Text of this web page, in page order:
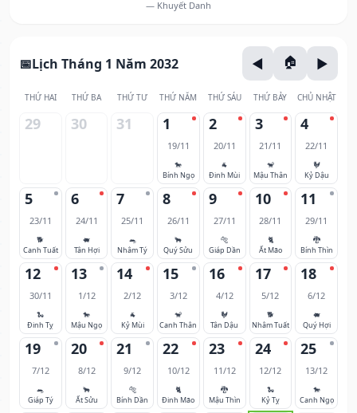
— Khuyết Danh
Lịch Tháng 1 Năm 2032
THỨ HAI THỨ BA THỨ TƯ THỨ NĂM THỨ SÁU THỨ BẢY CHỦ NHẬT
29 30 31 1
19/11
🐎
Bính Ngọ
2
20/11
🐐
Đinh Mùi
3
21/11
🐒
Mậu Thân
4
22/11
🐓
Kỷ Dậu
5
23/11
🐕
Canh Tuất
6
24/11
🐖
Tân Hợi
7
25/11
🐀
Nhâm Tý
8
26/11
🐂
Quý Sửu
9
27/11
🐅
Giáp Dần
10
28/11
🐈
Ất Mão
11
29/11
🐉
Bính Thìn
12
30/11
🐍
Đinh Tỵ
13
1/12
🐎
Mậu Ngọ
14
2/12
🐐
Kỷ Mùi
15
3/12
🐒
Canh Thân
16
4/12
🐓
Tân Dậu
17
5/12
🐕
Nhâm Tuất
18
6/12
🐖
Quý Hợi
19
7/12
🐀
Giáp Tý
20
8/12
🐂
Ất Sửu
21
9/12
🐅
Bính Dần
22
10/12
🐈
Đinh Mão
23
11/12
🐉
Mậu Thìn
24
12/12
🐍
Kỷ Tỵ
25
13/12
🐎
Canh Ngọ